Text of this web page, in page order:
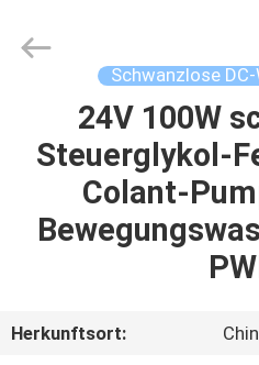
HAUSE
PRODUKTE
UNS
Trade
Co.,Ltd.
Schwanzlose
24V 100W
Steuerglykol-
Colant-
Herkunftsort: